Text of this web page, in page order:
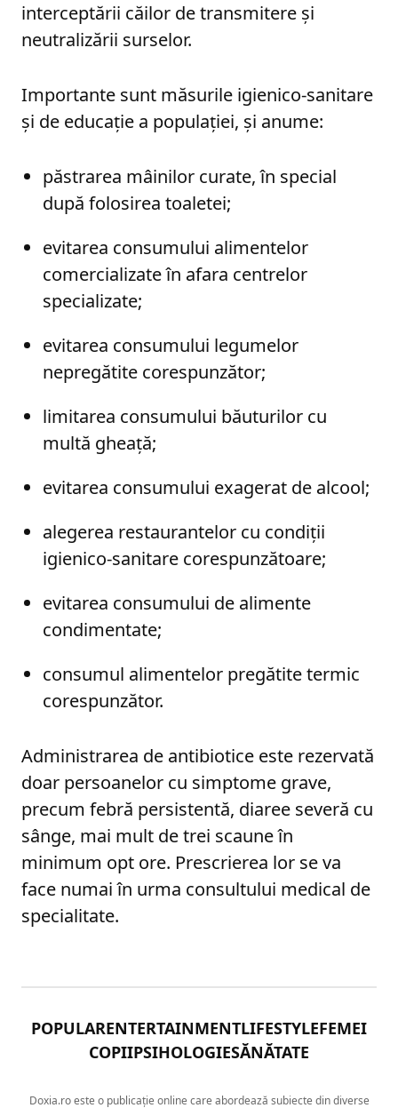
interceptării căilor de transmitere și
neutralizării surselor.
Importante sunt măsurile igienico-sanitare
și de educație a populației, și anume:
păstrarea mâinilor curate, în special
după folosirea toaletei;
evitarea consumului alimentelor
comercializate în afara centrelor
specializate;
evitarea consumului legumelor
nepregătite corespunzător;
limitarea consumului băuturilor cu
multă gheață;
evitarea consumului exagerat de alcool;
alegerea restaurantelor cu condiții
igienico-sanitare corespunzătoare;
evitarea consumului de alimente
condimentate;
consumul alimentelor pregătite termic
corespunzător.
Administrarea de antibiotice este rezervată
doar persoanelor cu simptome grave,
precum febră persistentă, diaree severă cu
sânge, mai mult de trei scaune în
minimum opt ore. Prescrierea lor se va
face numai în urma consultului medical de
specialitate.
POPULARENTERTAINMENTLIFESTYLEFEMEI
COPIIPSIHOLOGIESĂNĂTATE
Doxia.ro este o publicație online care abordează subiecte din diverse